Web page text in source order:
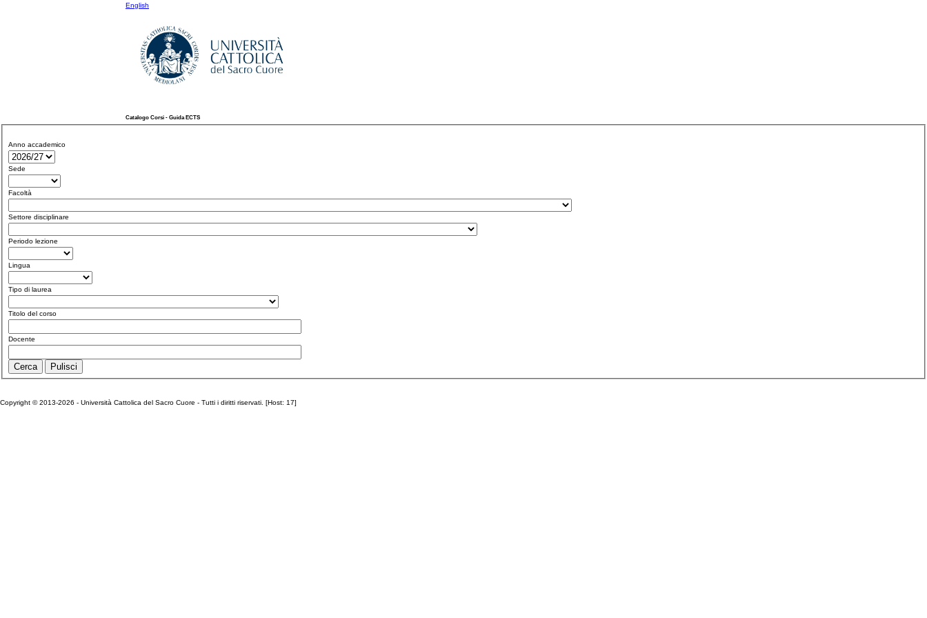
English
Catalogo Corsi - Guida ECTS
Anno accademico
Sede
Facoltà
Settore disciplinare
Periodo lezione
Lingua
Tipo di laurea
Titolo del corso
Docente
Copyright © 2013-2026 - Università Cattolica del Sacro Cuore - Tutti i diritti riservati. [Host: 17]